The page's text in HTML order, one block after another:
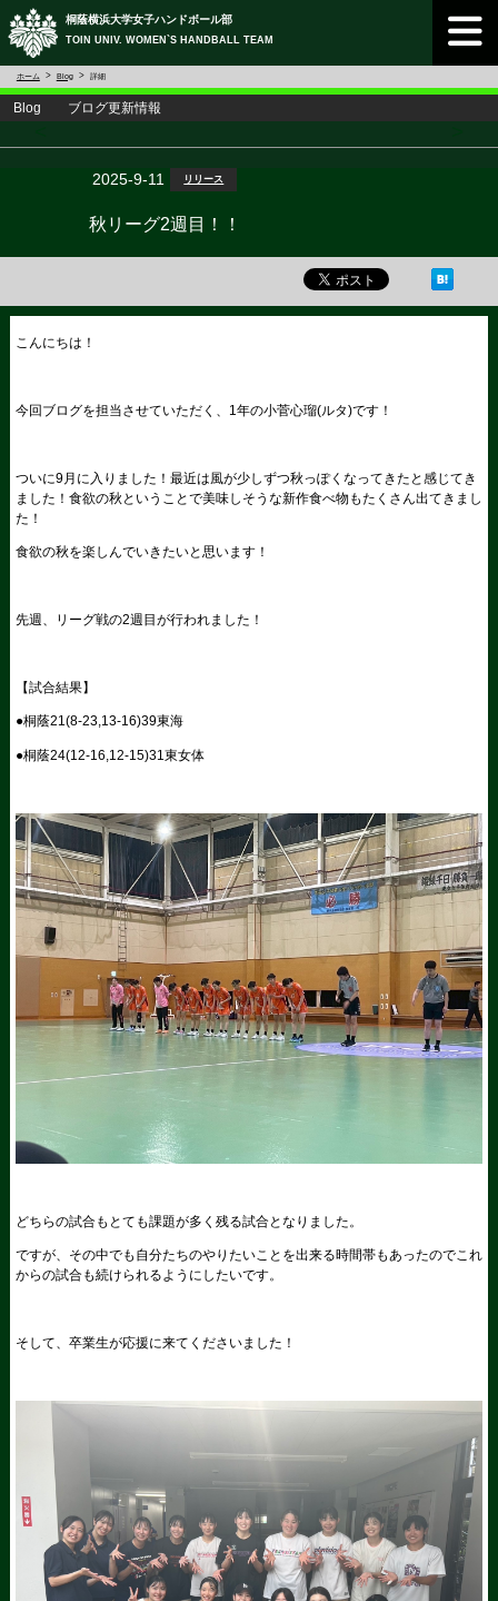
桐蔭横浜大学女子ハンドボール部
TOIN UNIV. WOMEN`S HANDBALL TEAM
ホーム Blog 詳細
Blog ブログ更新情報
2025-9-11 リリース
秋リーグ2週目！！
こんにちは！
今回ブログを担当させていただく、1年の小菅心瑠(ルタ)です！
ついに9月に入りました！最近は風が少しずつ秋っぽくなってきたと感じてき
ました！食欲の秋ということで美味しそうな新作食べ物もたくさん出てきまし
た！
食欲の秋を楽しんでいきたいと思います！
先週、リーグ戦の2週目が行われました！
【試合結果】
●桐蔭21(8-23,13-16)39東海
●桐蔭24(12-16,12-15)31東女体
どちらの試合もとても課題が多く残る試合となりました。
ですが、その中でも自分たちのやりたいことを出来る時間帯もあったのでこれ
からの試合も続けられるようにしたいです。
そして、卒業生が応援に来てくださいました！